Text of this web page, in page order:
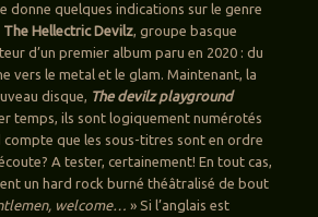
donne quelques indications sur le genre
The Hellectric Devilz, groupe basque
d’un premier album paru en 2020 : du
vers le metal et le glam. Maintenant, la
disque, The devilz playground
temps, ils sont logiquement numérotés
compte que les sous-titres sont en ordre
A tester, certainement! En tout cas,
un hard rock burné théâtralisé de bout
welcome… » Si l’anglais est